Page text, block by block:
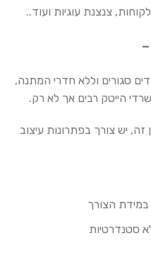
צנצנת עוגיות ועוד..
סגורים וללא חדרי המתנה,
הייטק רבים אך לא רק.
יש צורך בפתרונות עיצוב
במידת הצורך
סטנדרטיות